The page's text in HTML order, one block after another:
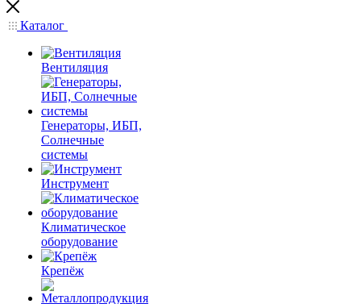
Каталог
Вентиляция
Генераторы, ИБП,
Солнечные
системы
Инструмент
Климатическое
оборудование
Крепёж